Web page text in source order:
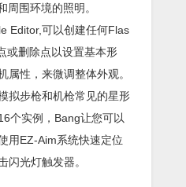
周围环境的照明。
Editor,可以创建任何Flas
或删除点以设置基本形
属性，来微调整体外观。
拟步枪和机枪常见的星形
个实例，Bang让您可以
用EZ-Aim系统快速定位
闪光灯触发器。